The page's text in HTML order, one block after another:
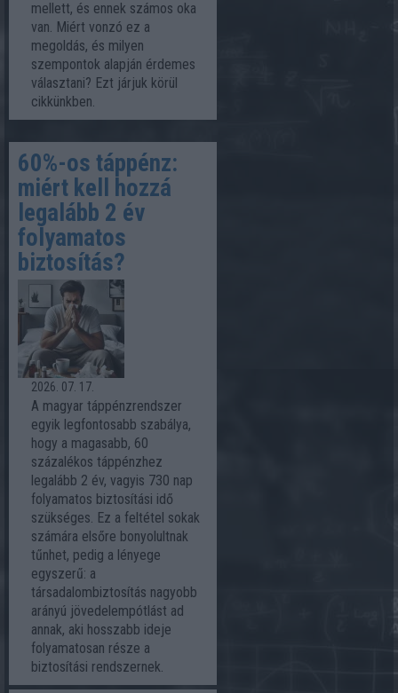
mellett, és ennek számos oka
van. Miért vonzó ez a
megoldás, és milyen
szempontok alapján érdemes
választani? Ezt járjuk körül
cikkünkben.
60%-os táppénz:
miért kell hozzá
legalább 2 év
folyamatos
biztosítás?
2026. 07. 17.
A magyar táppénzrendszer
egyik legfontosabb szabálya,
hogy a magasabb, 60
százalékos táppénzhez
legalább 2 év, vagyis 730 nap
folyamatos biztosítási idő
szükséges. Ez a feltétel sokak
számára elsőre bonyolultnak
tűnhet, pedig a lényege
egyszerű: a
társadalombiztosítás nagyobb
arányú jövedelempótlást ad
annak, aki hosszabb ideje
folyamatosan része a
biztosítási rendszernek.